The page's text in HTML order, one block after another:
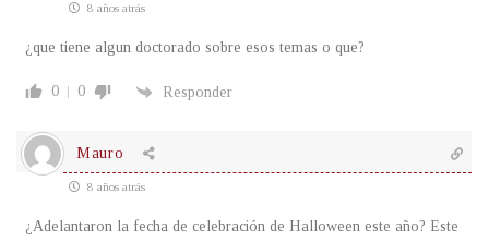
8 años atrás
¿que tiene algun doctorado sobre esos temas o que?
0 0 Responder
Mauro
8 años atrás
¿Adelantaron la fecha de celebración de Halloween este año? Este